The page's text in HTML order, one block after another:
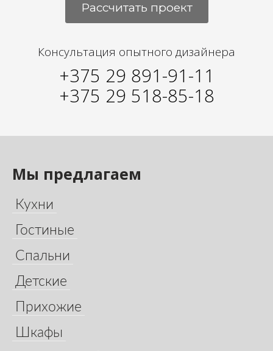
Рассчитать проект
Консультация опытного дизайнера
+375 29 891-91-11
+375 29 518-85-18
Мы предлагаем
Кухни
Гостиные
Спальни
Детские
Прихожие
Шкафы